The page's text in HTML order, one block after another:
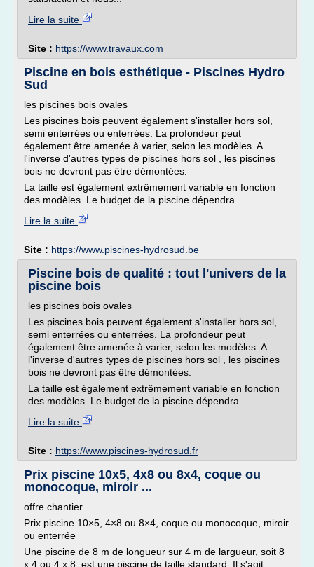
Lire la suite
Site : https://www.travaux.com
Piscine en bois esthétique - Piscines Hydro
Sud
les piscines bois ovales
Les piscines bois peuvent également s'installer hors sol,
semi enterrées ou enterrées. La profondeur peut
également être amenée à varier, selon les modèles. A
l'inverse d'autres types de piscines hors sol , les piscines
bois ne devront pas être démontées.
La taille est également extrêmement variable en fonction
des modèles. Le budget de la piscine dépendra...
Lire la suite
Site : https://www.piscines-hydrosud.be
Piscine bois de qualité : tout l'univers de la
piscine bois
les piscines bois ovales
Les piscines bois peuvent également s'installer hors sol,
semi enterrées ou enterrées. La profondeur peut
également être amenée à varier, selon les modèles. A
l'inverse d'autres types de piscines hors sol , les piscines
bois ne devront pas être démontées.
La taille est également extrêmement variable en fonction
des modèles. Le budget de la piscine dépendra...
Lire la suite
Site : https://www.piscines-hydrosud.fr
Prix piscine 10x5, 4x8 ou 8x4, coque ou
monocoque, miroir ...
offre chantier
Prix piscine 10×5, 4×8 ou 8×4, coque ou monocoque, miroir
ou enterrée
Une piscine de 8 m de longueur sur 4 m de largueur, soit 8
x 4 ou 4 x 8, est une piscine de taille standard. Il s'agit